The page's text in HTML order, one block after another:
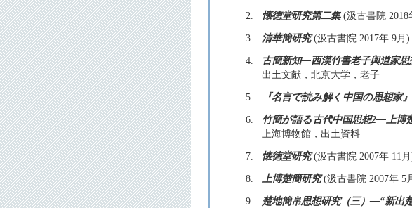
2.
懐徳堂研究第二集(汲古書院 2018
3.
清華簡研究(汲古書院 2017年 9月)
4.
古簡新知—西漢竹書老子與道家思
出土文献，北京大学，老子
5.
『名言で読み解く中国の思想家』
6.
竹簡が語る古代中国思想2―上博
上海博物館，出土資料
7.
懐徳堂研究(汲古書院 2007年 11
8.
上博楚簡研究(汲古書院 2007年 5
9.
楚地簡帛思想研究（三）―“新出